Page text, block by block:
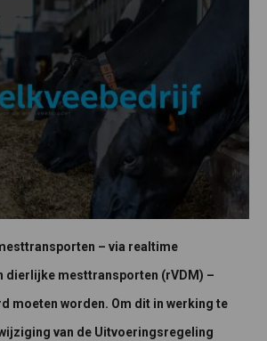
– via realtime
dierlijke mesttransporten (rVDM) –
moeten worden. Om dit in werking te
van de Uitvoeringsregeling